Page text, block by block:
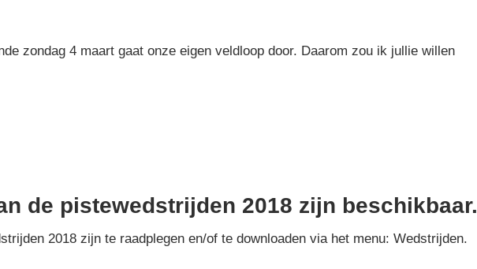
zondag 4 maart gaat onze eigen veldloop door. Daarom zou ik jullie willen
de pistewedstrijden 2018 zijn beschikbaar.
2018 zijn te raadplegen en/of te downloaden via het menu: Wedstrijden.